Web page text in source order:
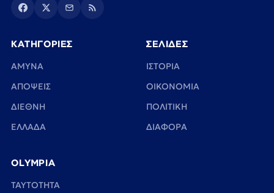
ΚΑΤΗΓΟΡΙΕΣ
ΑΜΥΝΑ
ΑΠΟΨΕΙΣ
ΔΙΕΘΝΗ
ΕΛΛΑΔΑ
ΣΕΛΙΔΕΣ
ΙΣΤΟΡΙΑ
ΟΙΚΟΝΟΜΙΑ
ΠΟΛΙΤΙΚΗ
ΔΙΑΦΟΡΑ
OLYMPIA
TAYTOTHTA